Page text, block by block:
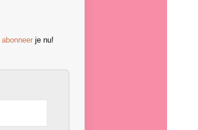
abonneer je nu!